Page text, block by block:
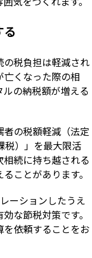
税負担は軽減され
亡くなった際の相
の納税額が増える
の税額軽減（法定
税）」を最大限活
続に持ち越される
ことがあります。
ーションしたうえ
な節税対策です。
依頼することをお